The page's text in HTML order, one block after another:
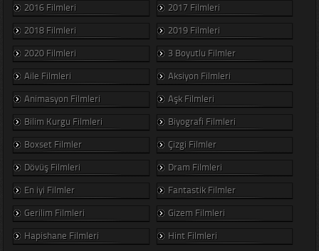
2016 Filmleri
2017 Filmleri
2018 Filmleri
2019 Filmleri
2020 Filmleri
3 Boyutlu Filmler
Aile Filmleri
Aksiyon Filmleri
Animasyon Filmleri
Aşk Filmleri
Bilim Kurgu Filmleri
Biyografi Filmleri
Boxset Filmler
Çizgi Filmler
Dövüş Filmleri
Dram Filmleri
En iyi Filmler
Fantastik Filmler
Gerilim Filmleri
Gizem Filmleri
Hapishane Filmleri
Hint Filmleri